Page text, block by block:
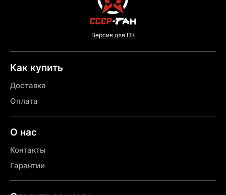
Версия для ПК
Как купить
Доставка
Оплата
О нас
Контакты
Гарантии